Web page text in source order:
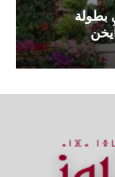
بطولة